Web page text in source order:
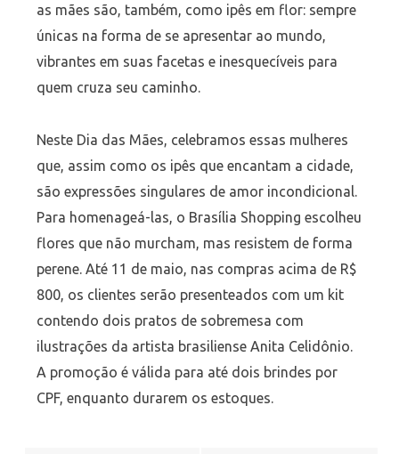
as mães são, também, como ipês em flor: sempre
únicas na forma de se apresentar ao mundo,
vibrantes em suas facetas e inesquecíveis para
quem cruza seu caminho.
Neste Dia das Mães , celebramos essas mulheres
que, assim como os ipês que encantam a cidade,
são expressões singulares de amor incondicional.
Para homenageá-las, o Brasília Shopping escolheu
flores que não murcham, mas resistem de forma
perene. Até 11 de maio, nas compras acima de R$
800, os clientes serão presenteados com um kit
contendo dois pratos de sobremesa com
ilustrações da artista brasiliense Anita Celidônio.
A promoção é válida para até dois brindes por
CPF, enquanto durarem os estoques.